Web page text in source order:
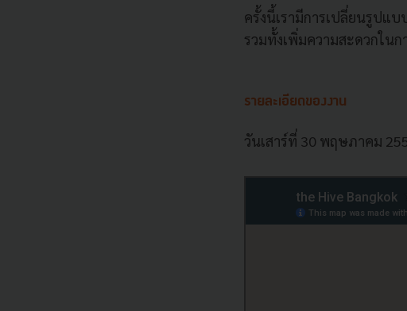
ครั้งนี้เรามีการเปลี่ยนรูปแ
รวมทั้งเพิ่มความสะดวกในก
รายละเอียดของงาน
วันเสาร์ที่ 30 พฤษภาคม